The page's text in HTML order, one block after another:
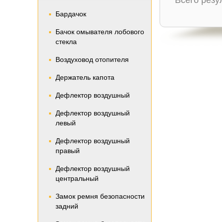
Бардачок
Бачок омывателя лобового
стекла
Воздуховод отопителя
Держатель капота
Дефлектор воздушный
Дефлектор воздушный
левый
Дефлектор воздушный
правый
Дефлектор воздушный
центральный
Замок ремня безопасности
задний